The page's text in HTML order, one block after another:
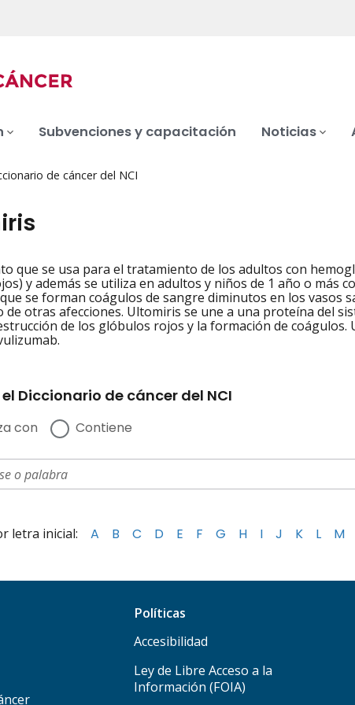
Subvenciones y capacitación Noticias
de cáncer del NCI
que se usa para el tratamiento de los adultos con
y además se utiliza en adultos y niños de 1 año o más
se forman coágulos de sangre diminutos en los vasos
otras afecciones. Ultomiris se une a una proteína del
de los glóbulos rojos y la formación de
Diccionario de cáncer del NCI
con Contiene
letra inicial: A B C D E F G H I J K L M
Políticas
Accesibilidad
Ley de Libre Acceso a la
Información (FOIA)